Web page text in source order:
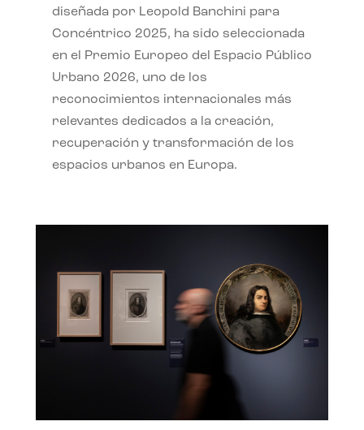
diseñada por Leopold Banchini para
Concéntrico 2025, ha sido seleccionada
en el Premio Europeo del Espacio Público
Urbano 2026, uno de los
reconocimientos internacionales más
relevantes dedicados a la creación,
recuperación y transformación de los
espacios urbanos en Europa.